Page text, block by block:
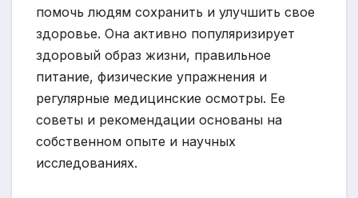
помочь людям сохранить и улучшить свое
здоровье. Она активно популяризирует
здоровый образ жизни, правильное
питание, физические упражнения и
регулярные медицинские осмотры. Ее
советы и рекомендации основаны на
собственном опыте и научных
исследованиях.